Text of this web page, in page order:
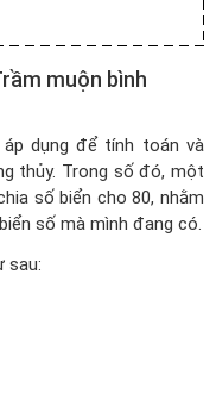
muộn bình
dụng để tính toán và
thủy. Trong số đó, một
số biển cho 80, nhằm
số mà mình đang có.
sau: